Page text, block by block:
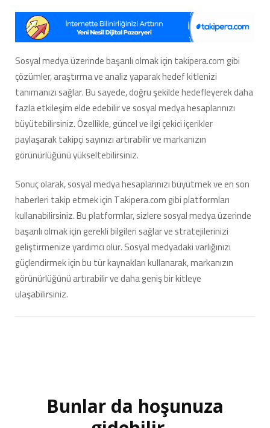
Sosyal medya üzerinde başarılı olmak için takipera.com gibi
çözümler, araştırma ve analiz yaparak hedef kitlenizi
tanımanızı sağlar. Bu sayede, doğru şekilde hedefleyerek daha
fazla etkileşim elde edebilir ve sosyal medya hesaplarınızı
büyütebilirsiniz. Özellikle, güncel ve ilgi çekici içerikler
paylaşarak takipçi sayınızı artırabilir ve markanızın
görünürlüğünü yükseltebilirsiniz.
Sonuç olarak, sosyal medya hesaplarınızı büyütmek ve en son
haberleri takip etmek için Takipera.com gibi platformları
kullanabilirsiniz. Bu platformlar, sizlere sosyal medya üzerinde
başarılı olmak için gerekli bilgileri sağlar ve stratejilerinizi
geliştirmenize yardımcı olur. Sosyal medyadaki varlığınızı
güçlendirmek için bu tür kaynakları kullanarak, markanızın
görünürlüğünü artırabilir ve daha geniş bir kitleye
ulaşabilirsiniz.
Bunlar da hoşunuza